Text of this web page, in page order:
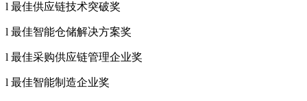
l 最佳供应链技术突破奖
l 最佳智能仓储解决方案奖
l 最佳采购供应链管理企业奖
l 最佳智能制造企业奖